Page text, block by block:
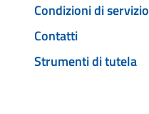
Condizioni di servizio
Contatti
Strumenti di tutela